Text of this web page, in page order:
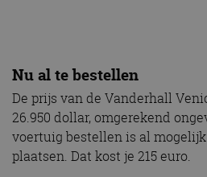
Nu al te bestellen
De prijs van de Vanderhall
26.950 dollar, omgerekend
voertuig bestellen is al
plaatsen. Dat kost je 215 euro.